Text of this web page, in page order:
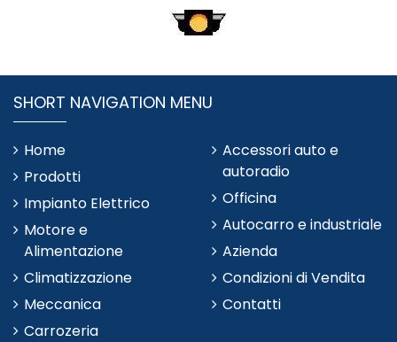
SHORT NAVIGATION MENU
Home
Prodotti
Impianto Elettrico
Motore e
Alimentazione
Climatizzazione
Meccanica
Carrozeria
Accessori auto e
autoradio
Officina
Autocarro e industriale
Azienda
Condizioni di Vendita
Contatti